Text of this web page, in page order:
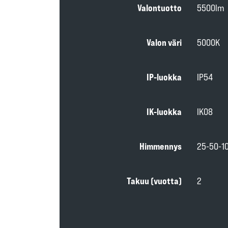
Valontuotto 5500lm
Valon väri 5000K
IP-luokka IP54
IK-luokka IK08
Himmennys 25-50-
Takuu (vuotta) 2